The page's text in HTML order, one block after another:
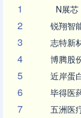
1
N展芯
2 锐翔智
3 志特新
4 博腾股
5 近岸蛋
6 毕得医
7 五洲医